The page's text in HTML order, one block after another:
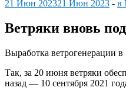
21 Июн 202321 Июн 2023 - в
Ветряки вновь
Выработка ветрогенерации
Так, за 20 июня ветряки
назад — 10 сентября 2021